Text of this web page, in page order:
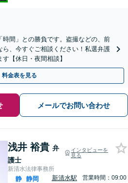
間」との勝負です。盗撮などの、前
、今すぐご相談ください！私選弁護
【休日・夜間相談】
料金表を見る
メールでお問い合わせ
浅井 裕貴 弁
護士
インタビューを
見る
新清水法律事務所
静 静岡
新清水駅
営業時間：09:00